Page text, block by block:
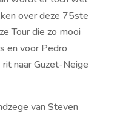
over deze 75ste
Tour die zo mooi
en voor Pedro
naar Guzet-Neige
van Steven